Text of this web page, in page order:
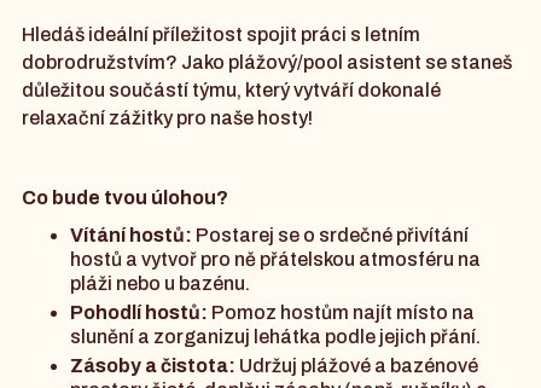
Hledáš ideální příležitost spojit práci s letním
dobrodružstvím? Jako plážový/pool asistent se staneš
důležitou součástí týmu, který vytváří dokonalé
relaxační zážitky pro naše hosty!
Co bude tvou úlohou?
Vítání hostů: Postarej se o srdečné přivítání
hostů a vytvoř pro ně přátelskou atmosféru na
pláži nebo u bazénu.
Pohodlí hostů: Pomoz hostům najít místo na
slunění a zorganizuj lehátka podle jejich přání.
Zásoby a čistota: Udržuj plážové a bazénové